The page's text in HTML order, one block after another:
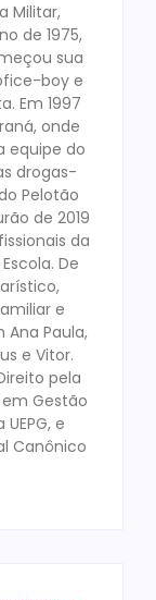
Militar,
de 1975,
sua
boy e
Em 1997
onde
equipe do
drogas-
Pelotão
de 2019
da
De
e
Ana Paula,
e Vitor.
pela
Gestão
e
Canônico